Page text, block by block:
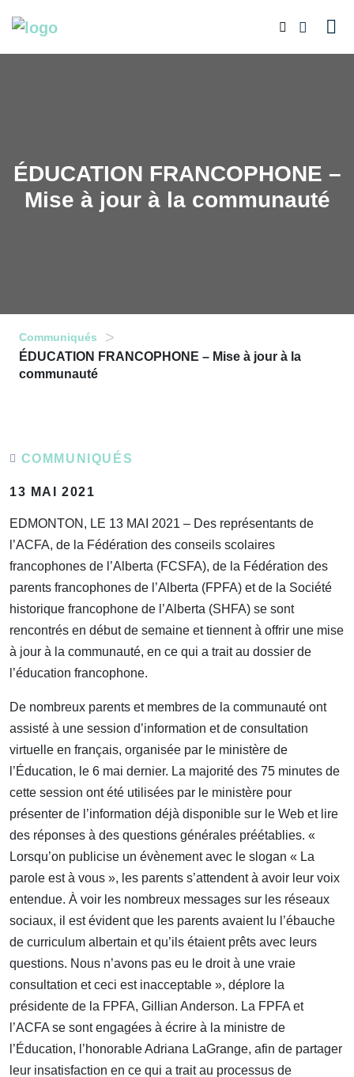
ÉDUCATION FRANCOPHONE –
Mise à jour à la communauté
Communiqués >
ÉDUCATION FRANCOPHONE – Mise à jour à la
communauté
COMMUNIQUÉS
13 MAI 2021
EDMONTON, LE 13 MAI 2021 – Des représentants de
l’ACFA, de la Fédération des conseils scolaires
francophones de l’Alberta (FCSFA), de la Fédération des
parents francophones de l’Alberta (FPFA) et de la Société
historique francophone de l’Alberta (SHFA) se sont
rencontrés en début de semaine et tiennent à offrir une mise
à jour à la communauté, en ce qui a trait au dossier de
l’éducation francophone.
De nombreux parents et membres de la communauté ont
assisté à une session d’information et de consultation
virtuelle en français, organisée par le ministère de
l’Éducation, le 6 mai dernier. La majorité des 75 minutes de
cette session ont été utilisées par le ministère pour
présenter de l’information déjà disponible sur le Web et lire
des réponses à des questions générales préétablies. «
Lorsqu’on publicise un évènement avec le slogan « La
parole est à vous », les parents s’attendent à avoir leur voix
entendue. À voir les nombreux messages sur les réseaux
sociaux, il est évident que les parents avaient lu l’ébauche
de curriculum albertain et qu’ils étaient prêts avec leurs
questions. Nous n’avons pas eu le droit à une vraie
consultation et ceci est inacceptable », déplore la
présidente de la FPFA, Gillian Anderson. La FPFA et
l’ACFA se sont engagées à écrire à la ministre de
l’Éducation, l’honorable Adriana LaGrange, afin de partager
leur insatisfaction en ce qui a trait au processus de